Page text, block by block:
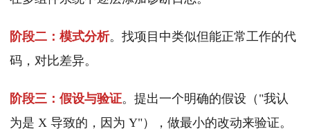
阶段二：模式分析。找项目中类似但能正常工作的代
码，对比差异。
阶段三：假设与验证。提出一个明确的假设（"我认
为是 X 导致的，因为 Y"），做最小的改动来验证。